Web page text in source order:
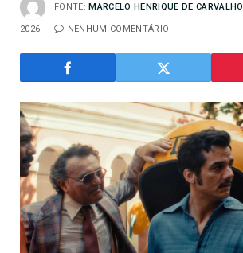
FONTE: MARCELO HENRIQUE DE CARVALHO
2026 NENHUM COMENTÁRIO